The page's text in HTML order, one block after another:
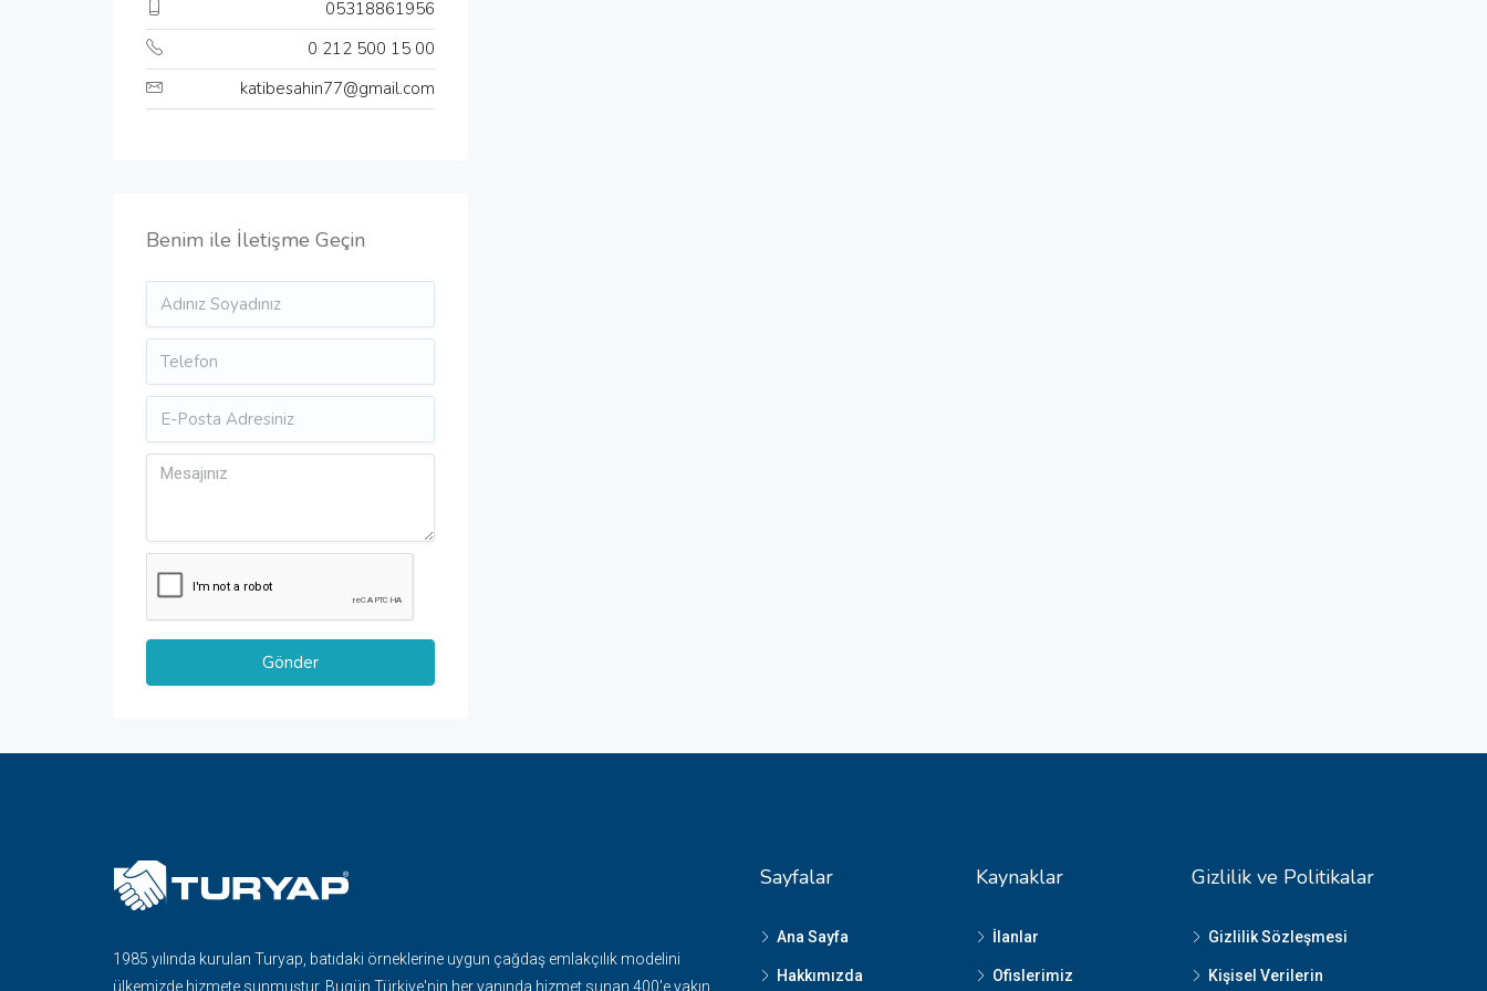
05318861956
0 212 500 15 00
katibesahin77@gmail.com
Benim ile İletişme Geçin
1985 yılında kurulan Turyap, batıdaki örneklerine uygun çağdaş emlakçılık modelini
ülkemizde hizmete sunmuştur. Bugün Türkiye'nin her yanında hizmet sunan 400'e yakın
Sayfalar
Ana Sayfa
Hakkımızda
Kaynaklar
İlanlar
Ofislerimiz
Gizlilik ve Politikalar
Gizlilik Sözleşmesi
Kişisel Verilerin